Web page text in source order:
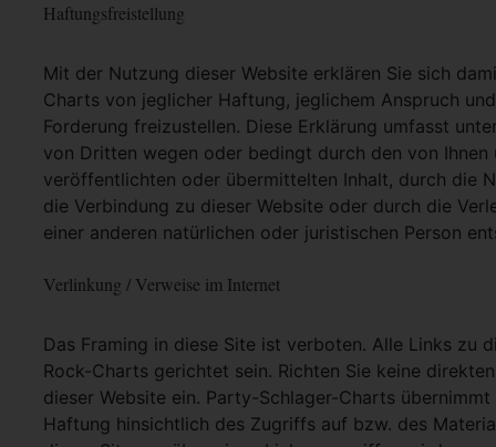
Haftungsfreistellung
Mit der Nutzung dieser Website erklären Sie sich
Charts von jeglicher Haftung, jeglichem Anspruch
Forderung freizustellen. Diese Erklärung umfasst
von Dritten wegen oder bedingt durch den von Ihnen
veröffentlichten oder übermittelten Inhalt, durch die
die Verbindung zu dieser Website oder durch die
einer anderen natürlichen oder juristischen Person
Verlinkung / Verweise im Internet
Das Framing in diese Site ist verboten. Alle Links zu
Rock-Charts gerichtet sein. Richten Sie keine
dieser Website ein. Party-Schlager-Charts
Haftung hinsichtlich des Zugriffs auf bzw. des